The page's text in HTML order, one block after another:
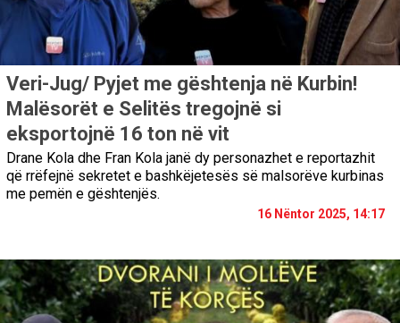
Veri-Jug/ Pyjet me gështenja në Kurbin!
Malësorët e Selitës tregojnë si
eksportojnë 16 ton në vit
Drane Kola dhe Fran Kola janë dy personazhet e reportazhit
që rrëfejnë sekretet e bashkëjetesës së malsorëve kurbinas
me pemën e gështenjës.
16 Nëntor 2025, 14:17